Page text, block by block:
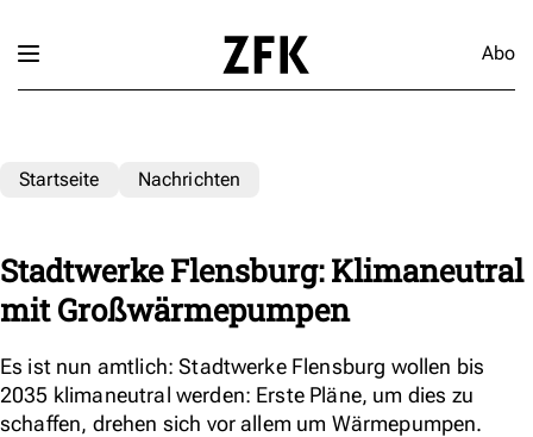
Abo
Startseite Nachrichten
Stadtwerke Flensburg: Klimaneutral
mit Großwärmepumpen
Es ist nun amtlich: Stadtwerke Flensburg wollen bis
2035 klimaneutral werden: Erste Pläne, um dies zu
schaffen, drehen sich vor allem um Wärmepumpen.